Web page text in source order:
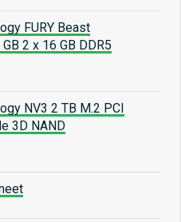
FURY Beast
2 x 16 GB DDR5
NV3 2 TB M.2 PCI
3D NAND